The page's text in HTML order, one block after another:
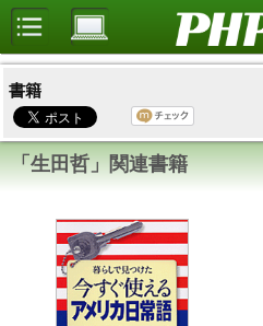
書籍
「生田哲」関連書籍